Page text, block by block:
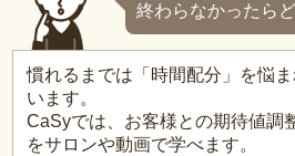
終わらなかったら
慣れるまでは「時間配分」を悩
います。
CaSyでは、お客様との期待値調
をサロンや動画で学べます。